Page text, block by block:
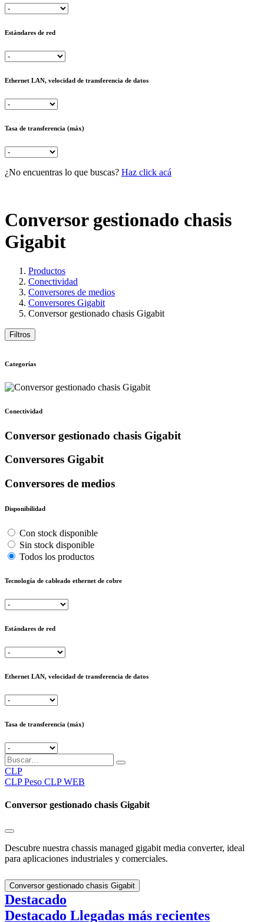
Estándares de red
Ethernet LAN, velocidad de transferencia de datos
Tasa de transferencia (máx)
¿No encuentras lo que buscas? Haz click acá
Conversor gestionado chasis
Gigabit
Productos
Conectividad
Conversores de medios
Conversores Gigabit
Conversor gestionado chasis Gigabit
Filtros
Categorías
Conectividad
Conversor gestionado chasis Gigabit
Conversores Gigabit
Conversores de medios
Disponibilidad
Con stock disponible
Sin stock disponible
Todos los productos
Tecnología de cableado ethernet de cobre
Estándares de red
Ethernet LAN, velocidad de transferencia de datos
Tasa de transferencia (máx)
CLP
CLP Peso CLP WEB
Conversor gestionado chasis Gigabit
Descubre nuestra chassis managed gigabit media converter, ideal
para aplicaciones industriales y comerciales.
Conversor gestionado chasis Gigabit
Destacado
Destacado Llegadas más recientes